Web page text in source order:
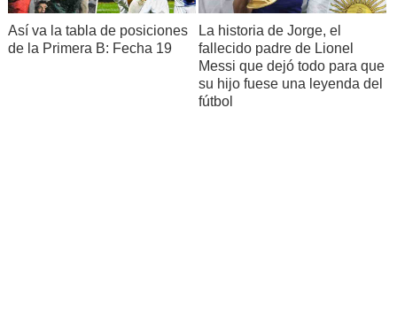
Así va la tabla de posiciones
de la Primera B: Fecha 19
La historia de Jorge, el
fallecido padre de Lionel
Messi que dejó todo para que
su hijo fuese una leyenda del
fútbol